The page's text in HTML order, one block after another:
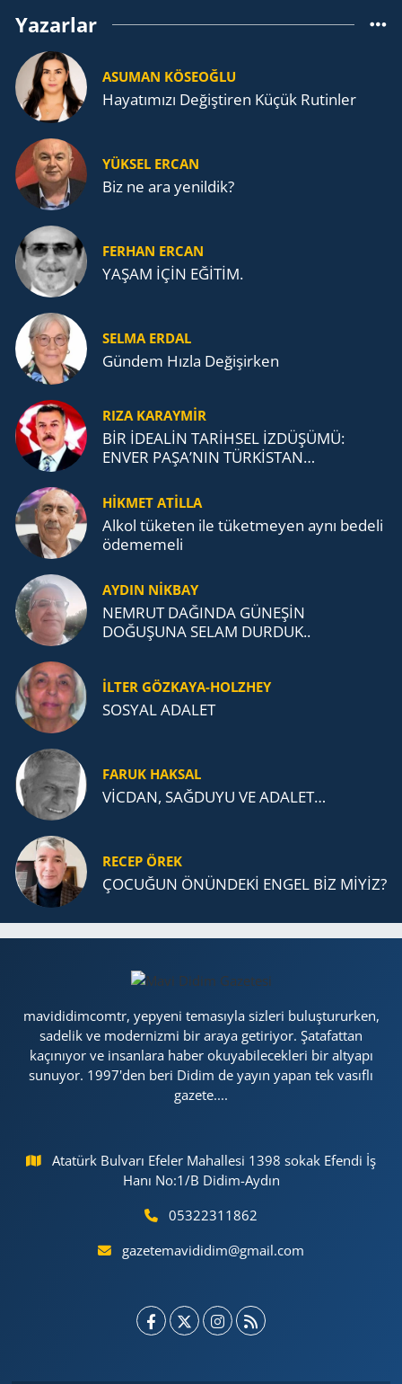
Yazarlar
ASUMAN KÖSEOĞLU
Ha­ya­tı­mı­zı De­ğiş­ti­ren Küçük Ru­tin­ler
YÜKSEL ERCAN
Biz ne ara yenildik?
FERHAN ERCAN
YAŞAM İÇİN EĞİTİM.
SELMA ERDAL
Gündem Hızla Değişirken
RIZA KARAYMIR
BİR İDEALİN TARİHSEL İZDÜŞÜMÜ:
ENVER PAŞA’NIN TÜRKİSTAN
TEŞKİLATI’NA UZANAN MİRASI
HİKMET ATİLLA
Alkol tü­ke­ten ile tü­ket­me­yen aynı be­de­li
öde­me­me­li
AYDIN NİKBAY
NEMRUT DAĞINDA GÜNEŞİN
DOĞUŞUNA SELAM DURDUK..
İLTER GÖZKAYA-HOLZHEY
SOSYAL ADALET
FARUK HAKSAL
VİCDAN, SAĞ­DU­YU VE ADA­LET…
RECEP ÖREK
ÇOCUĞUN ÖNÜNDEKİ ENGEL BİZ MİYİZ?
mavididimcomtr, yepyeni temasıyla sizleri buluştururken,
sadelik ve modernizmi bir araya getiriyor. Şatafattan
kaçınıyor ve insanlara haber okuyabilecekleri bir altyapı
sunuyor. 1997'den beri Didim de yayın yapan tek vasıflı
gazete....
Atatürk Bulvarı Efeler Mahallesi 1398 sokak Efendi İş
Hanı No:1/B Didim-Aydın
05322311862
gazetemavididim@gmail.com